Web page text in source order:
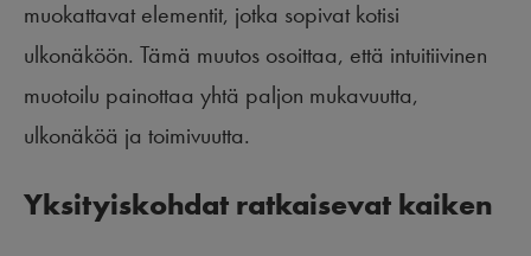
muokattavat elementit, jotka sopivat kotisi
ulkonäköön. Tämä muutos osoittaa, että intuitiivinen
muotoilu painottaa yhtä paljon mukavuutta,
ulkonäköä ja toimivuutta.
Yksityiskohdat ratkaisevat kaiken